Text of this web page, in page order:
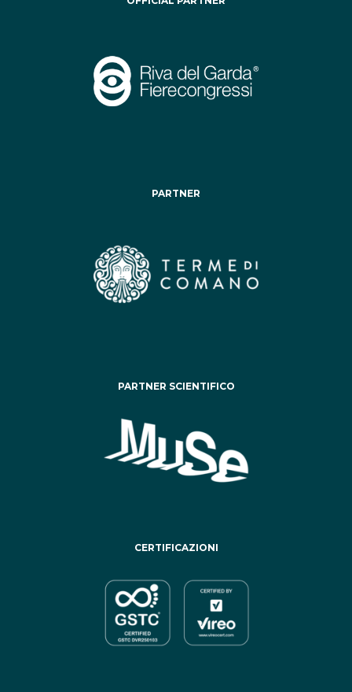
PARTNER
PARTNER SCIENTIFICO
CERTIFICAZIONI